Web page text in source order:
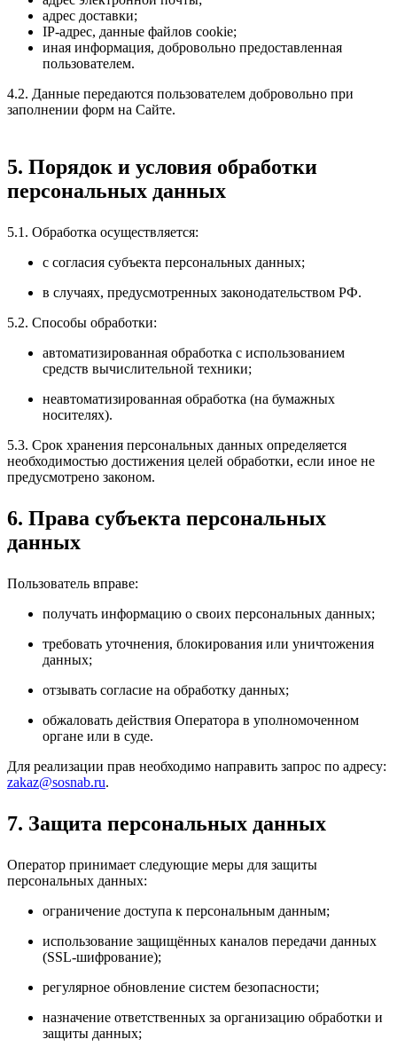
адрес доставки;
IP‑адрес, данные файлов cookie;
иная информация, добровольно предоставленная
пользователем.
4.2. Данные передаются пользователем добровольно при
заполнении форм на Сайте.
5. Порядок и условия обработки
персональных данных
5.1. Обработка осуществляется:
с согласия субъекта персональных данных;
в случаях, предусмотренных законодательством РФ.
5.2. Способы обработки:
автоматизированная обработка с использованием
средств вычислительной техники;
неавтоматизированная обработка (на бумажных
носителях).
5.3. Срок хранения персональных данных определяется
необходимостью достижения целей обработки, если иное не
предусмотрено законом.
6. Права субъекта персональных
данных
Пользователь вправе:
получать информацию о своих персональных данных;
требовать уточнения, блокирования или уничтожения
данных;
отзывать согласие на обработку данных;
обжаловать действия Оператора в уполномоченном
органе или в суде.
Для реализации прав необходимо направить запрос по адресу:
zakaz@sosnab.ru.
7. Защита персональных данных
Оператор принимает следующие меры для защиты
персональных данных:
ограничение доступа к персональным данным;
использование защищённых каналов передачи данных
(SSL‑шифрование);
регулярное обновление систем безопасности;
назначение ответственных за организацию обработки и
защиты данных;